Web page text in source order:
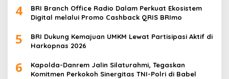
4
BRI Branch Office Radio Dalam Perkuat Ekosistem
Digital melalui Promo Cashback QRIS BRImo
5
BRI Dukung Kemajuan UMKM Lewat Partisipasi Aktif di
Harkopnas 2026
6
Kapolda-Danrem Jalin Silaturahmi, Tegaskan
Komitmen Perkokoh Sinergitas TNI-Polri di Babel